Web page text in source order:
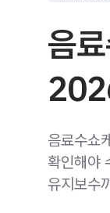
음
음료수쇼
확인해야
유지보수